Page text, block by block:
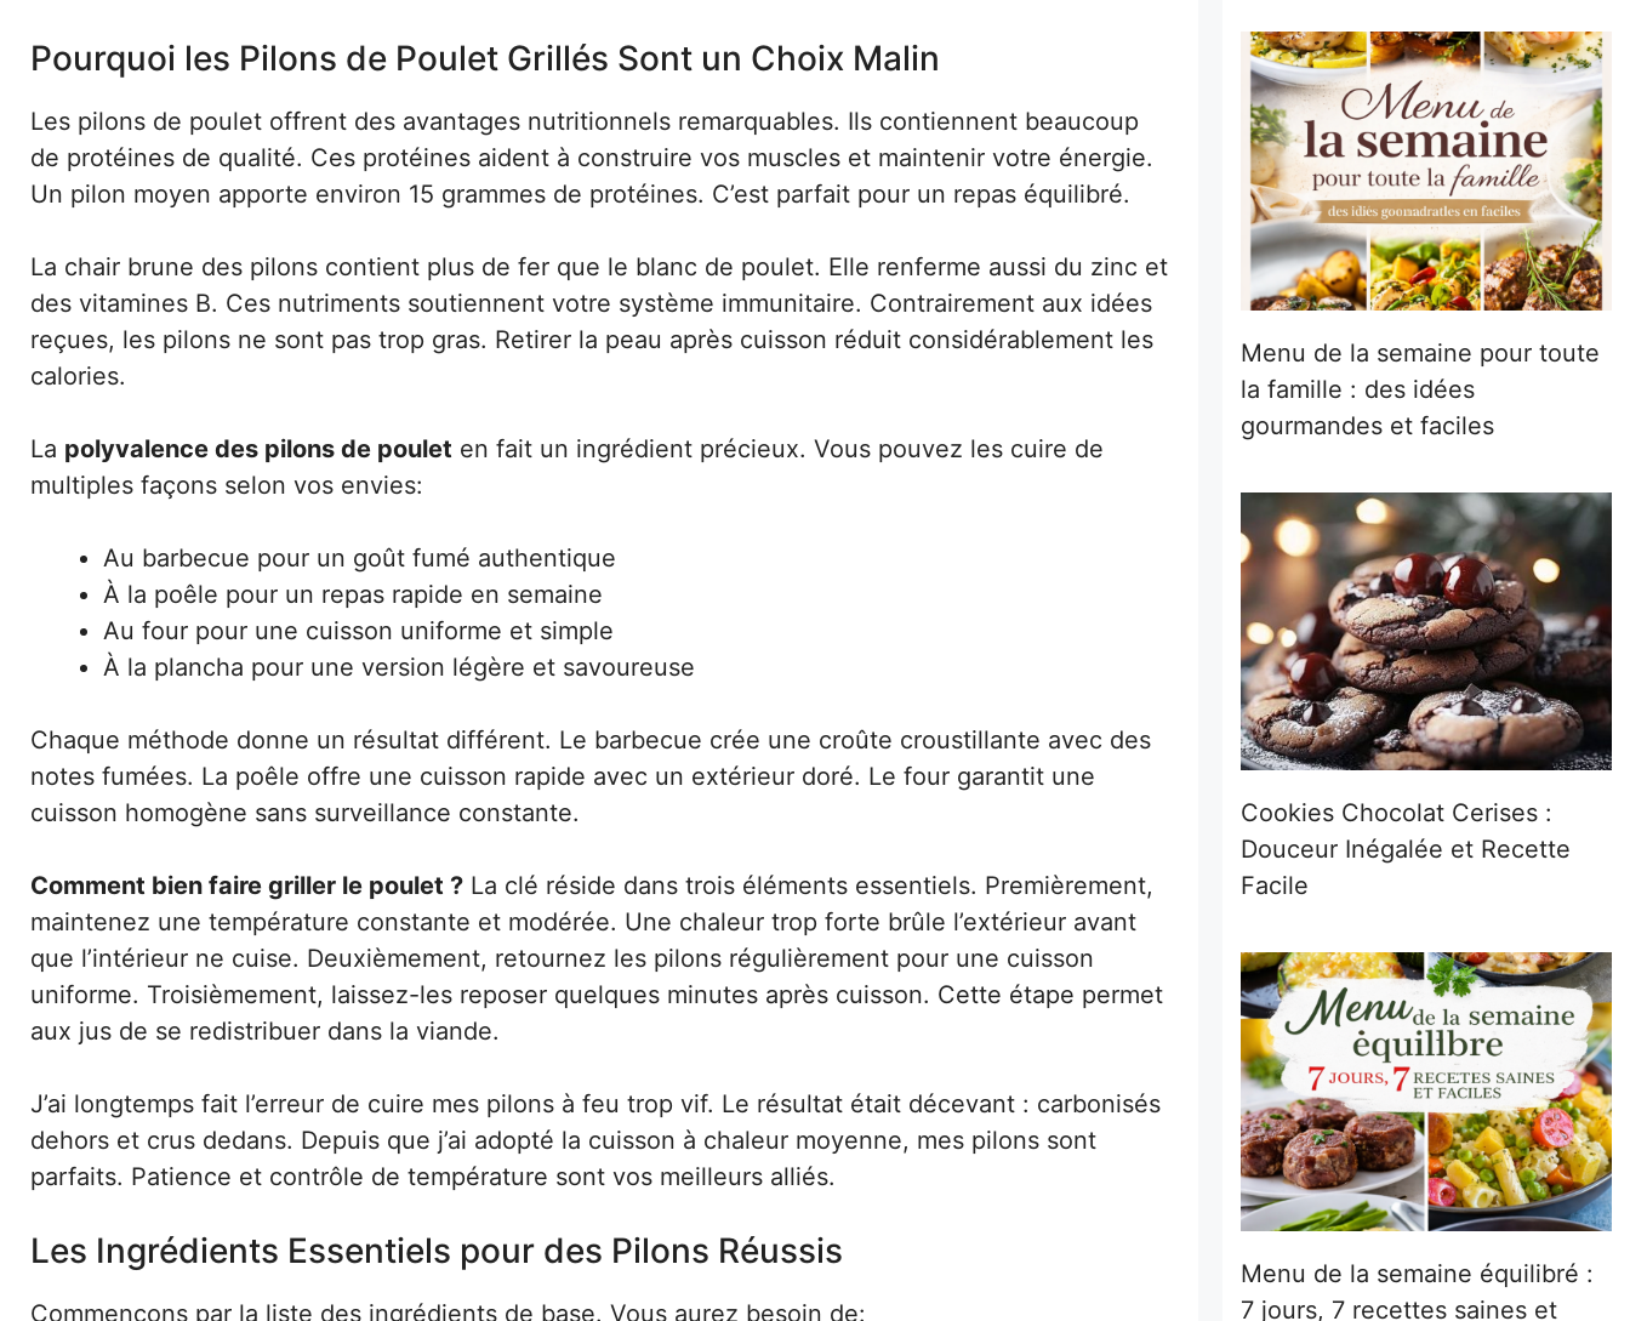
Pourquoi les Pilons de Poulet Grillés Sont un Choix Malin
Les pilons de poulet offrent des avantages nutritionnels remarquables. Ils contiennent beaucoup
de protéines de qualité. Ces protéines aident à construire vos muscles et maintenir votre énergie.
Un pilon moyen apporte environ 15 grammes de protéines. C’est parfait pour un repas équilibré.
La chair brune des pilons contient plus de fer que le blanc de poulet. Elle renferme aussi du zinc et
des vitamines B. Ces nutriments soutiennent votre système immunitaire. Contrairement aux idées
reçues, les pilons ne sont pas trop gras. Retirer la peau après cuisson réduit considérablement les
calories.
La polyvalence des pilons de poulet en fait un ingrédient précieux. Vous pouvez les cuire de
multiples façons selon vos envies:
Au barbecue pour un goût fumé authentique
À la poêle pour un repas rapide en semaine
Au four pour une cuisson uniforme et simple
À la plancha pour une version légère et savoureuse
Chaque méthode donne un résultat différent. Le barbecue crée une croûte croustillante avec des
notes fumées. La poêle offre une cuisson rapide avec un extérieur doré. Le four garantit une
cuisson homogène sans surveillance constante.
Comment bien faire griller le poulet ? La clé réside dans trois éléments essentiels. Premièrement,
maintenez une température constante et modérée. Une chaleur trop forte brûle l’extérieur avant
que l’intérieur ne cuise. Deuxièmement, retournez les pilons régulièrement pour une cuisson
uniforme. Troisièmement, laissez-les reposer quelques minutes après cuisson. Cette étape permet
aux jus de se redistribuer dans la viande.
J’ai longtemps fait l’erreur de cuire mes pilons à feu trop vif. Le résultat était décevant : carbonisés
dehors et crus dedans. Depuis que j’ai adopté la cuisson à chaleur moyenne, mes pilons sont
parfaits. Patience et contrôle de température sont vos meilleurs alliés.
Les Ingrédients Essentiels pour des Pilons Réussis
Commençons par la liste des ingrédients de base. Vous aurez besoin de:
Menu de la semaine pour toute
la famille : des idées
gourmandes et faciles
Cookies Chocolat Cerises :
Douceur Inégalée et Recette
Facile
Menu de la semaine équilibré :
7 jours, 7 recettes saines et